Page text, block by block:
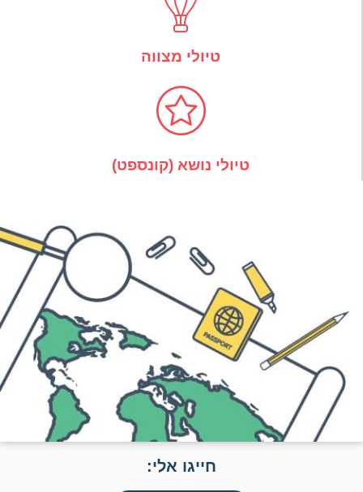
טיולי מצווה
טיולי נושא (קונספט)
חייגו אלי: